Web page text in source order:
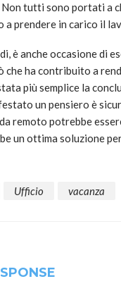
tutti sono portati a
a prendere in carico il
è anche occasione di
che ha contribuito a
più semplice la
un pensiero è
remoto potrebbe
un ottima soluzione
Ufficio vacanza